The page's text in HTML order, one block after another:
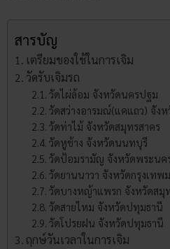
สารบัญ
เตรียมของใช้ในการเจิม
วัดรับเจิมรถ
วัดไผ่ล้อม จังหวัดนครปฐม
วัดสว่างอารมณ์(แคแถว) จัง
วัดท่าไม้ จังหวัดสมุทรสาคร
วัดหูช้าง จังหวัดนนทบุรี
วัดป้อมรามัญ จังหวัดพระนค
วัดยานนาวา จังหวัดกรุงเทพ
วัดบางหญ้าแพรก จังหวัดสมุ
วัดสายไหม จังหวัดปทุมธานี
วัดโปรยฝน จังหวัดปทุมธานี
ฤกษ์วันเวลาในการเจิม